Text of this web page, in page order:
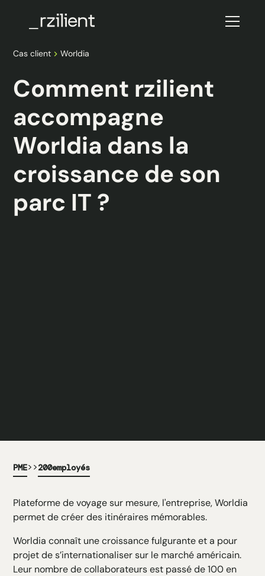
Cas client Worldia
Comment rzilient
accompagne
Worldia dans la
croissance de son
parc IT ?
PME>>200employés
Plateforme de voyage sur mesure, l'entreprise, Worldia
permet de créer des itinéraires mémorables.
Worldia connaît une croissance fulgurante et a pour
projet de s’internationaliser sur le marché américain.
Leur nombre de collaborateurs est passé de 100 en